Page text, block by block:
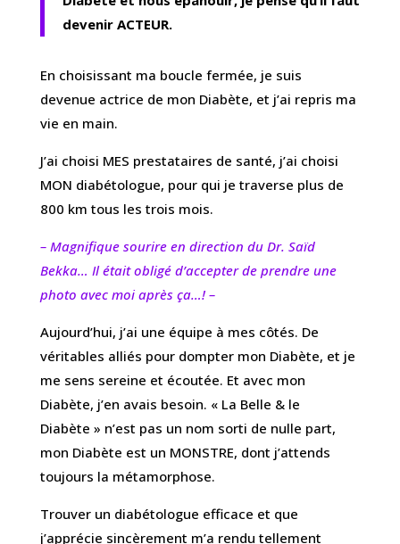
devenir ACTEUR.
En choisissant ma boucle fermée, je suis
devenue actrice de mon Diabète, et j’ai repris ma
vie en main.
J’ai choisi MES prestataires de santé, j’ai choisi
MON diabétologue, pour qui je traverse plus de
800 km tous les trois mois.
– Magnifique sourire en direction du Dr. Saïd
Bekka… Il était obligé d’accepter de prendre une
photo avec moi après ça…! –
Aujourd’hui, j’ai une équipe à mes côtés. De
véritables alliés pour dompter mon Diabète, et je
me sens sereine et écoutée. Et avec mon
Diabète, j’en avais besoin. « La Belle & le
Diabète » n’est pas un nom sorti de nulle part,
mon Diabète est un MONSTRE, dont j’attends
toujours la métamorphose.
Trouver un diabétologue efficace et que
j’apprécie sincèrement m’a rendu tellement